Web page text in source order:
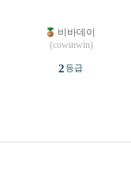
비바데이
(cowinwin)
2등급